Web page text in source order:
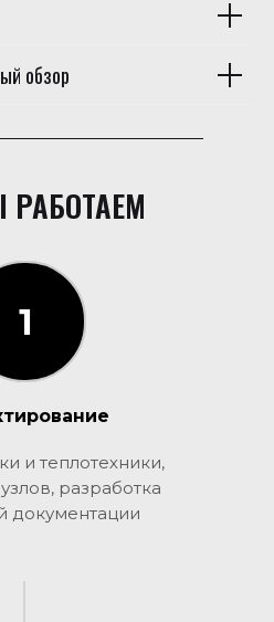
обзор
1
и теплотехники,
разработка
документации
1